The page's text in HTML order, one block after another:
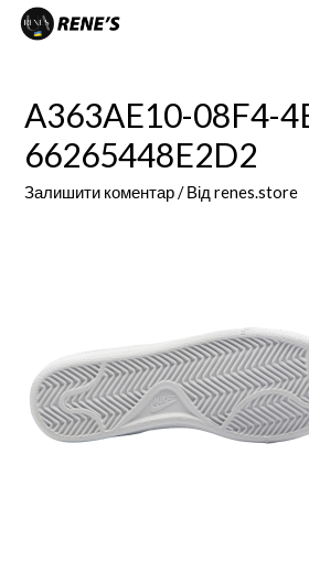
Перейти
A363AE10-08F4-
66265448E2D2
Залишити коментар / Відrenes.store